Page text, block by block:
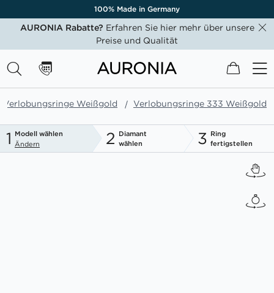
100% Made in Germany
AURONIA Rabatte? Erfahren Sie hier mehr über unsere
Preise und Qualität
Mein
Verlobungsringe Weißgold Verlobungsringe 333 Weißgold
1 Modell wählen
Ändern
2 Diamant
wählen
3 Ring
fertigstellen